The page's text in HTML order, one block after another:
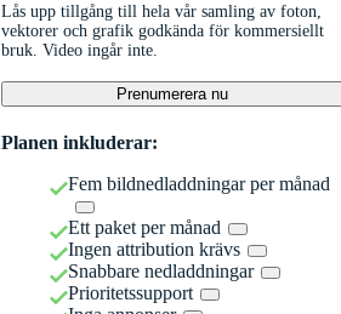
Lås upp tillgång till hela vår samling av foton,
vektorer och grafik godkända för kommersiellt
bruk. Video ingår inte.
Prenumerera nu
Planen inkluderar:
Fem bildnedladdningar per månad
Ett paket per månad
Ingen attribution krävs
Snabbare nedladdningar
Prioritetssupport